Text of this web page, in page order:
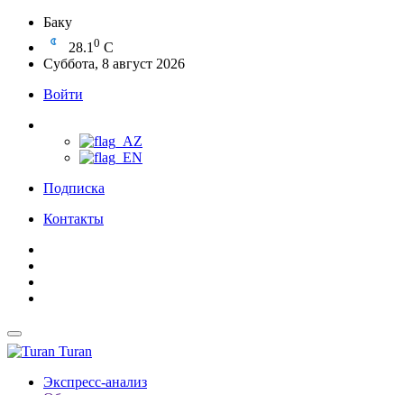
Баку
28.1 0 C
Суббота, 8 август 2026
Войти
Подписка
Контакты
Turan
Экспресс-анализ